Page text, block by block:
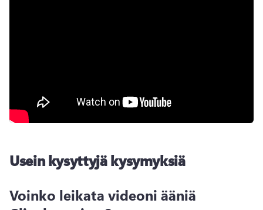
Usein kysyttyjä kysymyksiä
Voinko leikata videoni ääniä